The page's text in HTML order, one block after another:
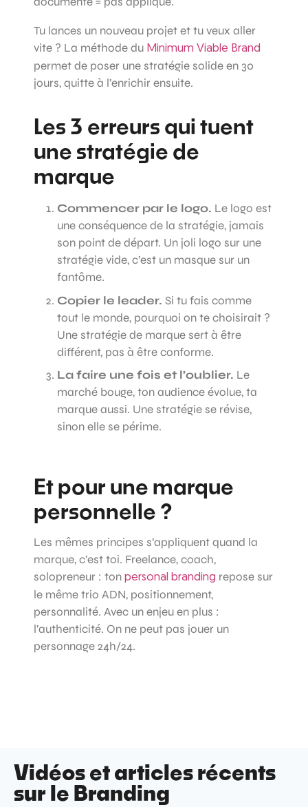
Tu lances un nouveau projet et tu veux aller
vite ? La méthode du Minimum Viable Brand
permet de poser une stratégie solide en 30
jours, quitte à l’enrichir ensuite.
Les 3 erreurs qui tuent
une stratégie de
marque
Commencer par le logo. Le logo est
une conséquence de la stratégie, jamais
son point de départ. Un joli logo sur une
stratégie vide, c’est un masque sur un
fantôme.
Copier le leader. Si tu fais comme
tout le monde, pourquoi on te choisirait ?
Une stratégie de marque sert à être
différent, pas à être conforme.
La faire une fois et l’oublier. Le
marché bouge, ton audience évolue, ta
marque aussi. Une stratégie se révise,
sinon elle se périme.
Et pour une marque
personnelle ?
Les mêmes principes s’appliquent quand la
marque, c’est toi. Freelance, coach,
solopreneur : ton personal branding repose sur
le même trio ADN, positionnement,
personnalité. Avec un enjeu en plus :
l’authenticité. On ne peut pas jouer un
personnage 24h/24.
Vidéos et articles récents
sur le Branding